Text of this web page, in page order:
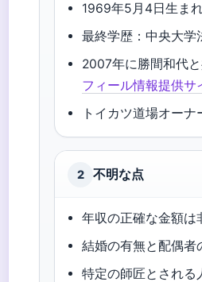
1969年5月4日生ま
最終学歴：中央大学
2007年に勝間和代
フィール情報提供サ
トイカツ道場オー
2 不明な点
年収の正確な金額は
結婚の有無と配偶者
特定の師匠とされる